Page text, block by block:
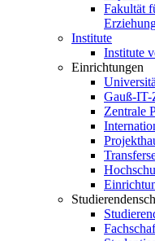
Fakultät
Institute
Institute
Einrichtungen
Gauß-IT-
Zentrale